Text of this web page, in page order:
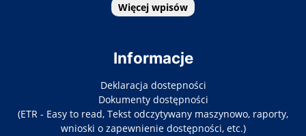
Więcej wpisów
Informacje
Deklaracja dostepności
Dokumenty dostępności
(ETR - Easy to read, Tekst odczytywany maszynowo, raporty,
wnioski o zapewnienie dostępności, etc.)